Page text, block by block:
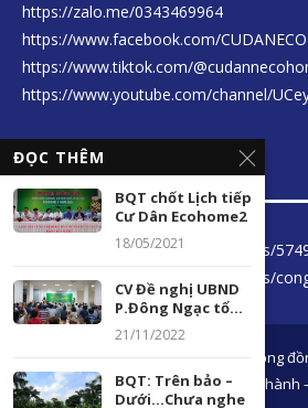
https://zalo.me/0343469964
https://www.facebook.com/
https://www.tiktok.com/
https://www.youtube.com/channel/
LIÊN KẾT THÔNG TIN
https://www.facebook.com/groups/
https://www.facebook.com/groups/
Cộng
Hội nghị cư dân
Vận
ĐỌC THÊM
BQT chốt Lịch tiếp
Cư Dân Ecohome2
18/05/2021
CV Đề nghị UBND
P.Đông Ngạc tổ...
21/11/2022
BQT: Trên bảo –
Dưới…Chưa nghe